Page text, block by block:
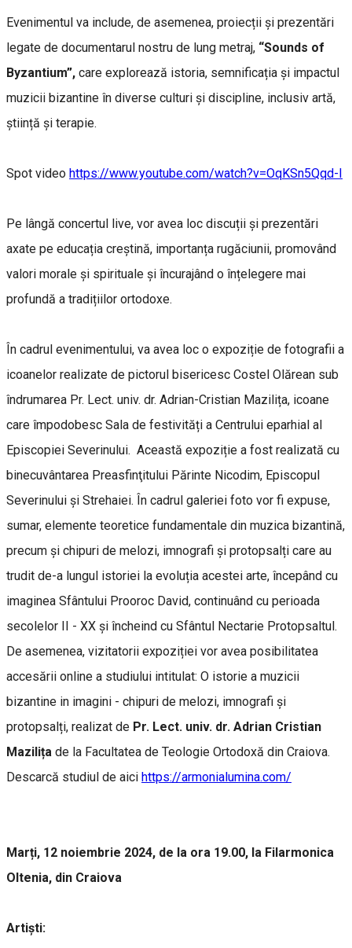
Evenimentul va include, de asemenea, proiecții și prezentări
legate de documentarul nostru de lung metraj, “Sounds of
Byzantium”, care explorează istoria, semnificația și impactul
muzicii bizantine în diverse culturi și discipline, inclusiv artă,
știință și terapie.
Spot video https://www.youtube.com/watch?v=OqKSn5Qqd-I
Pe lângă concertul live, vor avea loc discuții și prezentări
axate pe educația creștină, importanța rugăciunii, promovând
valori morale și spirituale și încurajând o înțelegere mai
profundă a tradițiilor ortodoxe.
În cadrul evenimentului, va avea loc o expoziție de fotografii a
icoanelor realizate de pictorul bisericesc Costel Olărean sub
îndrumarea Pr. Lect. univ. dr. Adrian-Cristian Mazilița, icoane
care împodobesc Sala de festivități a Centrului eparhial al
Episcopiei Severinului. Această expoziție a fost realizată cu
binecuvântarea Preasfinţitului Părinte Nicodim, Episcopul
Severinului şi Strehaiei. În cadrul galeriei foto vor fi expuse,
sumar, elemente teoretice fundamentale din muzica bizantină,
precum și chipuri de melozi, imnografi și protopsalți care au
trudit de-a lungul istoriei la evoluția acestei arte, începând cu
imaginea Sfântului Prooroc David, continuând cu perioada
secolelor II - XX și încheind cu Sfântul Nectarie Protopsaltul.
De asemenea, vizitatorii expoziției vor avea posibilitatea
accesării online a studiului intitulat: O istorie a muzicii
bizantine in imagini - chipuri de melozi, imnografi și
protopsalți, realizat de Pr. Lect. univ. dr. Adrian Cristian
Mazilița de la Facultatea de Teologie Ortodoxă din Craiova.
Descarcă studiul de aici https://armonialumina.com/
Marți, 12 noiembrie 2024, de la ora 19.00, la Filarmonica
Oltenia, din Craiova
Artiști: